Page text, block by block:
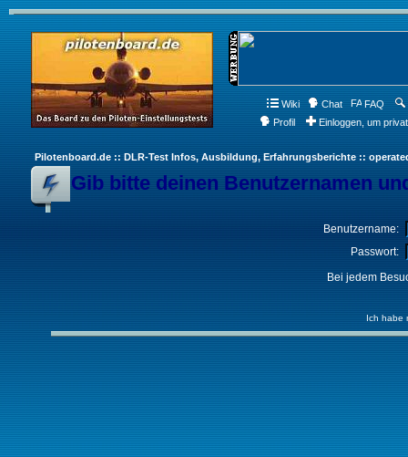
Wiki Chat FAQ
Profil
Einloggen, um
Pilotenboard.de :: DLR-Test Infos, Ausbildung, Erfahrungsberichte ::
Gib bitte deinen Benutzernamen
Benutzername:
Passwort:
Bei jedem
Ich habe